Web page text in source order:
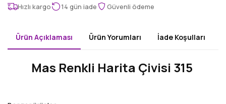
Hızlı kargo 14 gün iade Güvenli ödeme
Ürün Açıklaması Ürün Yorumları İade Koşulları
Mas Renkli Harita Çivisi 315